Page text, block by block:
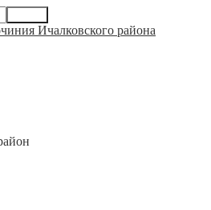
Ичалковского района